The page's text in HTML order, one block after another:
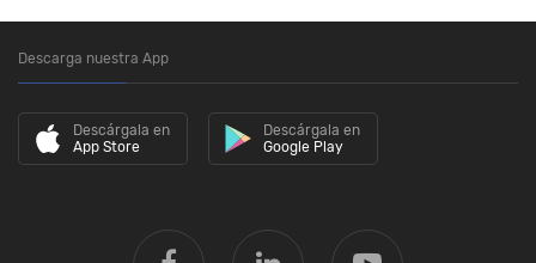
Descarga nuestra App
Descárgala en
App Store
Descárgala en
Google Play